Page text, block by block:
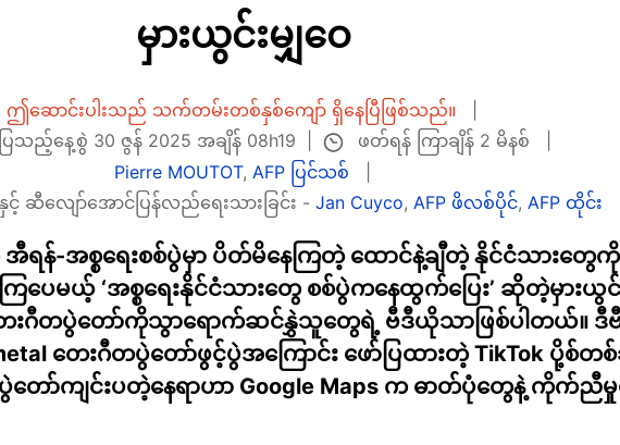
မှားယွင်းမျှဝေ
ဤဆောင်းပါးသည် သက်တမ်းတစ်နှစ်ကျော် ရှိနေပြီဖြစ်သည်။
ြသည့်နေ့စွဲ 30 ဇွန် 2025 အချိန် 08h19
ဖတ်ရန် ကြာချိန် 2 မိနစ်
Pierre MOUTOT, AFP ပြင်သစ်
နှင့် ဆီလျော်အောင်ပြန်လည်ရေးသားခြင်း -Jan Cuyco, AFP ဖိလစ်ပိုင်, AFP ထိုင်း
ရန်-အစ္စရေးစစ်ပွဲမှာ ပိတ်မိနေကြတဲ့ ထောင်နဲ့ချီတဲ့ နိုင်ငံသားတွ
မယ့် ‘အစ္စရေးနိုင်ငံသားတွေ စစ်ပွဲကနေထွက်ပြေး’ ဆိုတဲ့မှားယွင်
းဂီတပွဲတော်ကိုသွာရောက်ဆင်နွှဲသူတွေရဲ့ ဗီဒီယိုသာဖြစ်ပါတယ်။
တေးဂီတပွဲတော်ဖွင့်ပွဲအကြောင်း ဖော်ပြထားတဲ့ TikTok ပို့စ်တ
တော်ကျင်းပတဲ့နေရာဟာ Google Maps က ဓာတ်ပုံတွေနဲ့ ကိုက်ညီ